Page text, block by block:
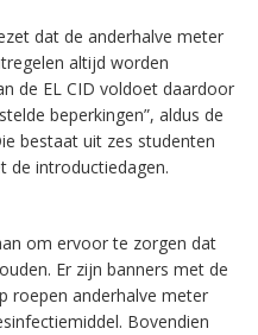
dat de anderhalve meter
altijd worden
de EL CID voldoet daardoor
beperkingen”, aldus de
bestaat uit zes studenten
de introductiedagen.
om ervoor te zorgen dat
Er zijn banners met de
roepen anderhalve meter
Bovendien